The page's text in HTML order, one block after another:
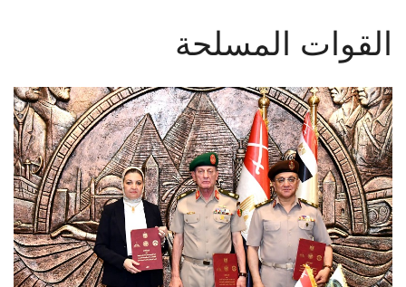
الأنظمة الذكية
الإعلام
تواصل معنا
الطلاب
القوات المسلحة